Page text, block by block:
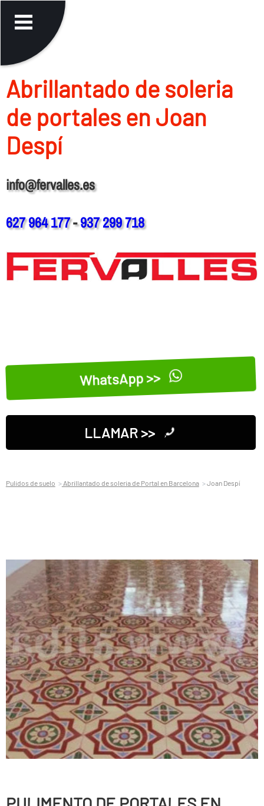
Abrillantado de soleria
de portales en Joan
Despí
info@fervalles.es
627 964 177-937 299 718
WhatsApp >>
LLAMAR >>
Pulidos de suelo Abrillantado de soleria de Portal en Barcelona Joan Despí